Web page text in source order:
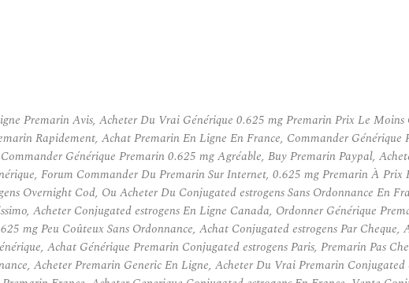
Premarin Avis, Acheter Du Vrai Générique 0.625 mg Premarin Prix Le
Rapidement, Achat Premarin En Ligne En France, Commander
Générique Premarin 0.625 mg Agréable, Buy Premarin Paypal,
Forum Commander Du Premarin Sur Internet, 0.625 mg Premarin À
Overnight Cod, Ou Acheter Du Conjugated estrogens Sans Ordonnance En
Acheter Conjugated estrogens En Ligne Canada, Ordonner Générique
mg Peu Coûteux Sans Ordonnance, Achat Conjugated estrogens Par Cheque,
Achat Générique Premarin Conjugated estrogens Paris, Premarin Pas
Acheter Premarin Generic En Ligne, Acheter Du Vrai Premarin